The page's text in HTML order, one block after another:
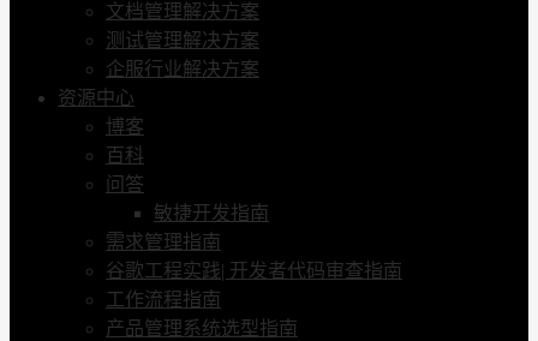
文档管理解决方案
测试管理解决方案
企服行业解决方案
资源中心
博客
百科
问答
敏捷开发指南
需求管理指南
谷歌工程实践| 开发者代码审查指南
工作流程指南
产品管理系统选型指南